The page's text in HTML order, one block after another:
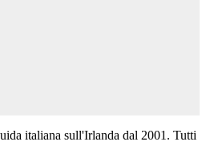
italiana sull'Irlanda dal 2001. Tutti